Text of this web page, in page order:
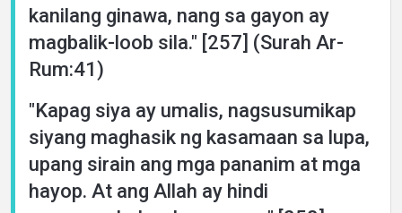
kanilang ginawa, nang sa gayon ay
magbalik-loob sila." [257] (Surah Ar-
Rum:41)
"Kapag siya ay umalis, nagsusumikap
siyang maghasik ng kasamaan sa lupa,
upang sirain ang mga pananim at mga
hayop. At ang Allah ay hindi